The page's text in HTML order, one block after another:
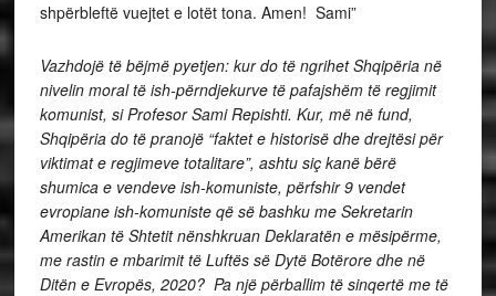
shpërbleftë vuejtet e lotët tona. Amen! Sami”
Vazhdojë të bëjmë pyetjen: kur do të ngrihet Shqipëria në
nivelin moral të ish-përndjekurve të pafajshëm të regjimit
komunist, si Profesor Sami Repishti. Kur, më në fund,
Shqipëria do të pranojë “faktet e historisë dhe drejtësi për
viktimat e regjimeve totalitare”, ashtu siç kanë bërë
shumica e vendeve ish-komuniste, përfshir 9 vendet
evropiane ish-komuniste që së bashku me Sekretarin
Amerikan të Shtetit nënshkruan Deklaratën e mësipërme,
me rastin e mbarimit të Luftës së Dytë Botërore dhe në
Ditën e Evropës, 2020? Pa një përballim të sinqertë me të